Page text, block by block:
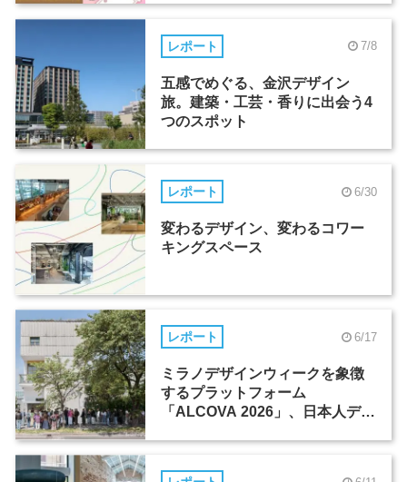
レポート 7/8
五感でめぐる、金沢デザイン
旅。建築・工芸・香りに出会う4
つのスポット
レポート 6/30
変わるデザイン、変わるコワー
キングスペース
レポート 6/17
ミラノデザインウィークを象徴
するプラットフォーム
「ALCOVA 2026」、日本人デザ